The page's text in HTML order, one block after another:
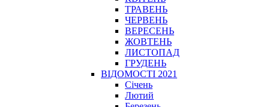
ТРАВЕНЬ
ЧЕРВЕНЬ
ВЕРЕСЕНЬ
ЖОВТЕНЬ
ЛИСТОПАД
ГРУДЕНЬ
ВІДОМОСТІ 2021
Січень
Лютий